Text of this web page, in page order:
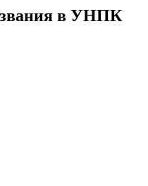
звания в УНПК